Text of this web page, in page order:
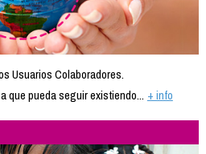
Usuarios Colaboradores.
que pueda seguir existiendo... + info